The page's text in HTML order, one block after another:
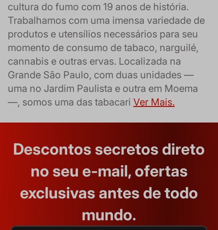
cultura do fumo com 19 anos de história.
Trabalhamos com uma imensa variedade de
produtos e utensílios necessários para seu
momento de consumo de tabaco, narguilé,
cannabis e outras ervas. Localizada na
Grande São Paulo, com duas unidades —
uma no Jardim Paulista e outra em Moema
—, somos uma das tabacari Ver Mais.
Descontos secretos direto
no seu e-mail, ofertas
exclusivas antes de todo
mundo.